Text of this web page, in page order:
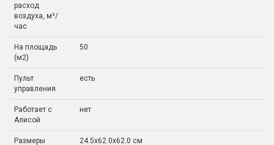
расход
воздуха, м³/
час
На площадь
(м2)
50
Пульт
управления
есть
Работает с
Алисой
нет
Размеры
24.5x62.0x62.0 см